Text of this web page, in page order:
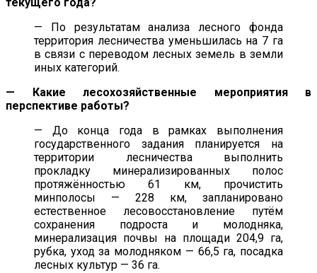
текущего года?
— По результатам анализа лесного фонда
территория лесничества уменьшилась на 7 га
в связи с переводом лесных земель в земли
иных категорий.
— Какие лесохозяйственные мероприятия в
перспективе работы?
— До конца года в рамках выполнения
государственного задания планируется на
территории лесничества выполнить
прокладку минерализированных полос
протяжённостью 61 км, прочистить
минполосы — 228 км, запланировано
естественное лесовосстановление путём
сохранения подроста и молодняка,
минерализация почвы на площади 204,9 га,
рубка, уход за молодняком — 66,5 га, посадка
лесных культур — 36 га.